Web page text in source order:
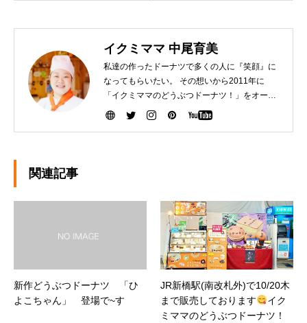
イクミママ 中尾育美
私達の作ったドーナツで多くの人に『笑顔』に
なってもらいたい。 その想いから2011年に
「イクミママのどうぶつドーナツ！」をオープ
ンさせました。 健康で美味しいドーナツを作る
関連記事
新作どうぶつドーナツ 「ひ
よこちゃん」 登場で~す
JR新橋駅(南改札外)で10/20木
まで販売しております
イク
ミママのどうぶつドーナツ！